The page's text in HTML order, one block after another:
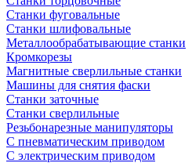
Станки фуговальные
Станки шлифовальные
Металлообрабатывающие станки
Кромкорезы
Магнитные сверлильные станки
Машины для снятия фаски
Станки заточные
Станки сверлильные
Резьбонарезные манипуляторы
С пневматическим приводом
С электрическим приводом